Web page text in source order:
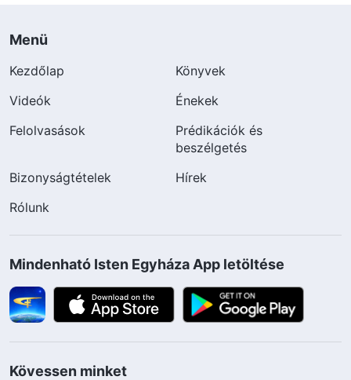
Menü
Kezdőlap
Könyvek
Videók
Énekek
Felolvasások
Prédikációk és
beszélgetés
Bizonyságtételek
Hírek
Rólunk
Mindenható Isten Egyháza App letöltése
Kövessen minket